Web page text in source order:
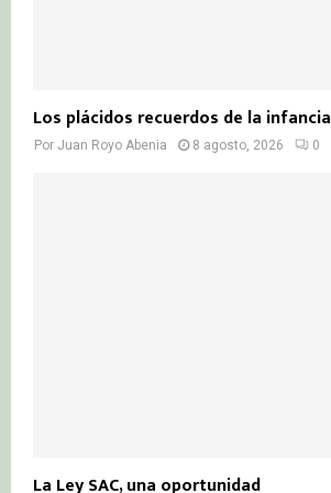
Los plácidos recuerdos de la infancia
Por Juan Royo Abenia 8 agosto, 2026 0
La Ley SAC, una oportunidad